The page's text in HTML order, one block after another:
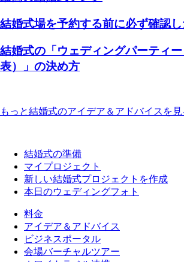
結婚式場を予約する前に必ず確認
結婚式の「ウェディングパーティ
表）」の決め方
もっと結婚式のアイデア＆アドバイスを見
結婚式の準備
マイプロジェクト
新しい結婚式プロジェクトを作成
本日のウェディングフォト
料金
アイデア＆アドバイス
ビジネスポータル
会場バーチャルツアー